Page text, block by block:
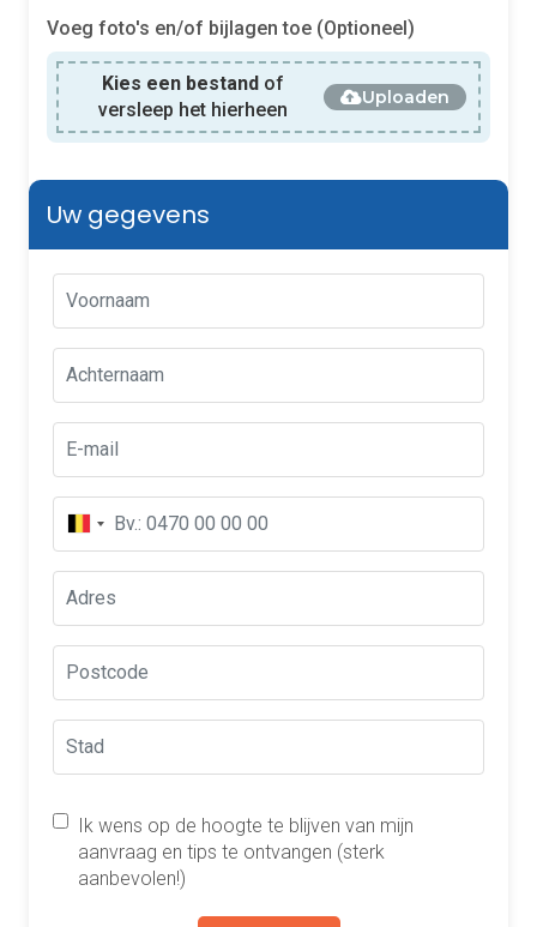
Voeg foto's en/of bijlagen toe (Optioneel)
Kies een bestand of
versleep het hierheen
Uploaden
Uw gegevens
Ik wens op de hoogte te blijven van mijn
aanvraag en tips te ontvangen (sterk
aanbevolen!)